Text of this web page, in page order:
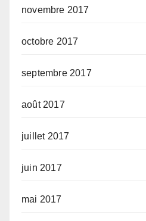
novembre 2017
octobre 2017
septembre 2017
août 2017
juillet 2017
juin 2017
mai 2017